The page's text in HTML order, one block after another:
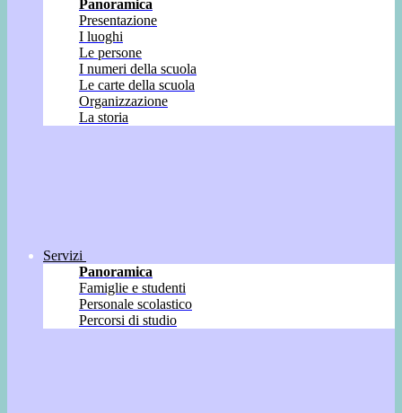
Panoramica
Presentazione
I luoghi
Le persone
I numeri della scuola
Le carte della scuola
Organizzazione
La storia
Servizi
Panoramica
Famiglie e studenti
Personale scolastico
Percorsi di studio